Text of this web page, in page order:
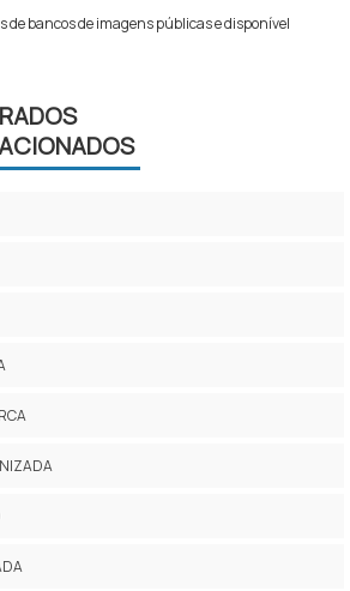
de bancos de imagens públicas e disponível